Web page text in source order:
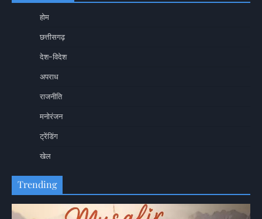
होम
छत्तीसगढ़
देश-विदेश
अपराध
राजनीति
मनोरंजन
ट्रेंडिंग
खेल
Trending